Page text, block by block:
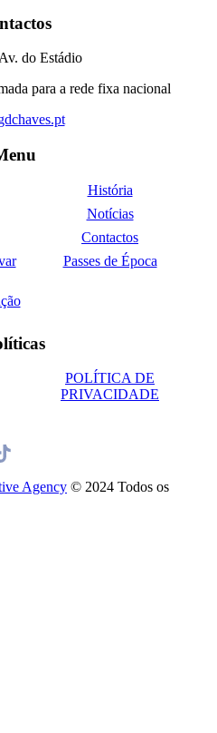
do Estádio
para a rede fixa nacional
História
Notícias
Contactos
Passes de Época
POLÍTICA DE
PRIVACIDADE
Agency © 2024 Todos os